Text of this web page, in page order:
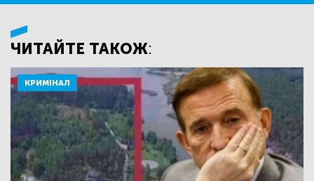
ЧИТАЙТЕ ТАКОЖ:
КРИМІНАЛ